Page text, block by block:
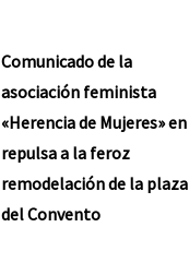
Comunicado de la
asociación feminista
«Herencia de Mujeres» en
repulsa a la feroz
remodelación de la plaza
del Convento